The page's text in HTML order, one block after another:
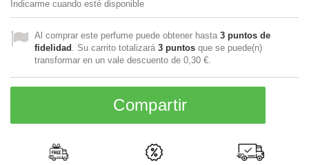
Indicarme cuando esté disponible
Al comprar este perfume puede obtener hasta 3 puntos de
fidelidad . Su carrito totalizará 3 puntos que se puede(n)
transformar en un vale descuento de 0,30 €
Compartir